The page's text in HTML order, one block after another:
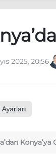
2025, 20:56
Ayarları
Konya’ya